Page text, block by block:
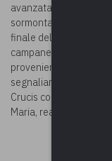
avanzata rispetto alle
sormontato da una
finale della facciata è
campane. La chiesa
proveniente dall’
segnaliamo una
Crucis con formelle in
Maria, realizzate da